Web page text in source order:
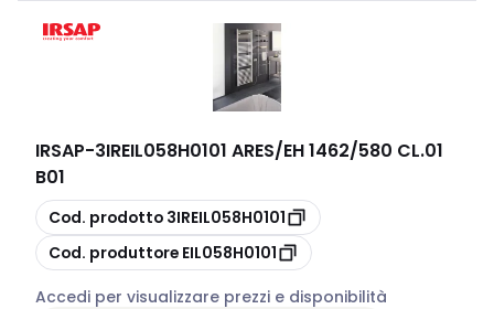
IRSAP-3IREIL058H0101 ARES/EH 1462/580 CL.01
B01
copia
Cod. prodotto 3IREIL058H0101
copia
Cod. produttore EIL058H0101
Accedi per visualizzare prezzi e disponibilità